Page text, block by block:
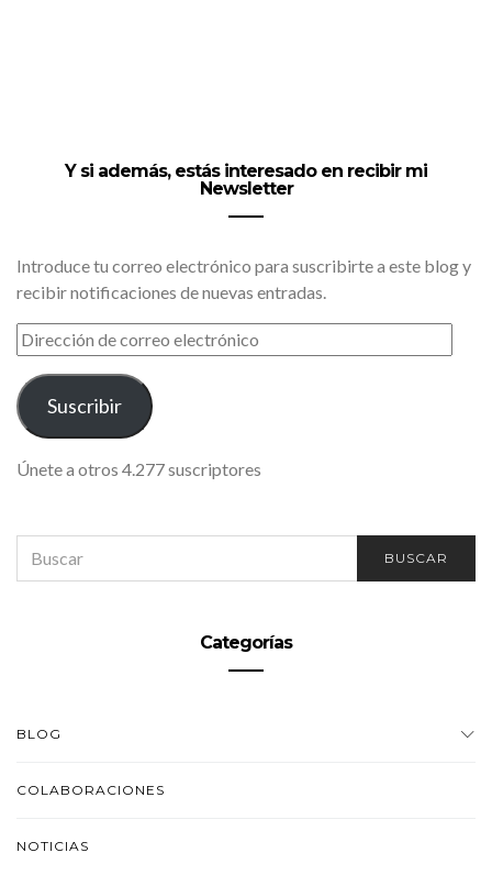
Y si además, estás interesado en recibir mi
Newsletter
Introduce tu correo electrónico para suscribirte a este blog y
recibir notificaciones de nuevas entradas.
DIRECCIÓN
DE
CORREO
ELECTRÓNICO
Suscribir
Únete a otros 4.277 suscriptores
FOR:
BUSCAR
Categorías
BLOG
COLABORACIONES
NOTICIAS